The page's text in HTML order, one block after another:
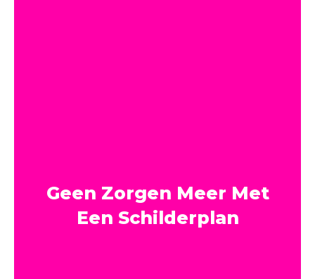
Geen Zorgen Meer Met
Een Schilderplan